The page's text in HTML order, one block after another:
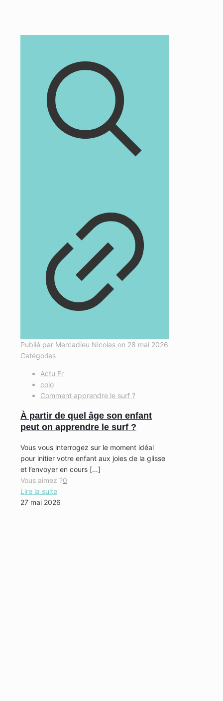
Publié par Mercadieu Nicolas on 28 mai 2026
Catégories
Actu Fr
colo
Comment apprendre le surf ?
À partir de quel âge son enfant
peut on apprendre le surf ?
Vous vous interrogez sur le moment idéal
pour initier votre enfant aux joies de la glisse
et l’envoyer en cours […]
Vous aimez ?0
Lire la suite
27 mai 2026